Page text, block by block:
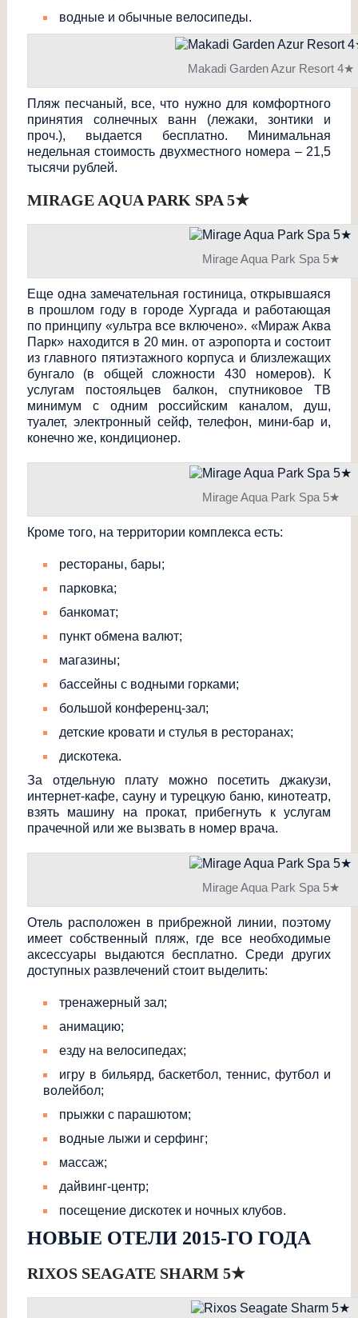
водные и обычные велосипеды.
Makadi Garden Azur Resort 4★
Пляж песчаный, все, что нужно для комфортного
принятия солнечных ванн (лежаки, зонтики и
проч.), выдается бесплатно. Минимальная
недельная стоимость двухместного номера – 21,5
тысячи рублей.
MIRAGE AQUA PARK SPA 5★
Mirage Aqua Park Spa 5★
Еще одна замечательная гостиница, открывшаяся
в прошлом году в городе Хургада и работающая
по принципу «ультра все включено». «Мираж Аква
Парк» находится в 20 мин. от аэропорта и состоит
из главного пятиэтажного корпуса и близлежащих
бунгало (в общей сложности 430 номеров). К
услугам постояльцев балкон, спутниковое ТВ
минимум с одним российским каналом, душ,
туалет, электронный сейф, телефон, мини-бар и,
конечно же, кондиционер.
Mirage Aqua Park Spa 5★
Кроме того, на территории комплекса есть:
рестораны, бары;
парковка;
банкомат;
пункт обмена валют;
магазины;
бассейны с водными горками;
большой конференц-зал;
детские кровати и стулья в ресторанах;
дискотека.
За отдельную плату можно посетить джакузи,
интернет-кафе, сауну и турецкую баню, кинотеатр,
взять машину на прокат, прибегнуть к услугам
прачечной или же вызвать в номер врача.
Mirage Aqua Park Spa 5★
Отель расположен в прибрежной линии, поэтому
имеет собственный пляж, где все необходимые
аксессуары выдаются бесплатно. Среди других
доступных развлечений стоит выделить:
тренажерный зал;
анимацию;
езду на велосипедах;
игру в бильярд, баскетбол, теннис, футбол и
волейбол;
прыжки с парашютом;
водные лыжи и серфинг;
массаж;
дайвинг-центр;
посещение дискотек и ночных клубов.
НОВЫЕ ОТЕЛИ 2015-ГО ГОДА
RIXOS SEAGATE SHARM 5★